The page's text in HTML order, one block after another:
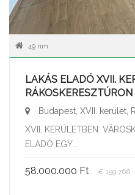
49 nm
LAKÁS ELADÓ XVII.
RÁKOSKERESZTÚRON
Budapest, XVII. kerület,
XVII. KERÜLETBEN:
ELADÓ EGY...
58.000.000 Ft € 159.766